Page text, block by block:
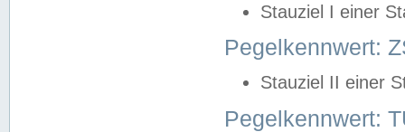
Stauziel I einer
Pegelkennwert:
Stauziel II einer
Pegelkennwert: